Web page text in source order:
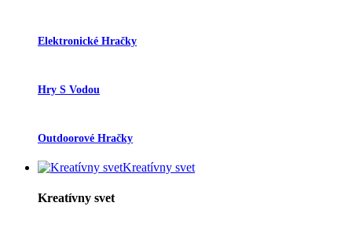
Elektronické Hračky
Hry S Vodou
Outdoorové Hračky
Kreatívny svet
Kreatívny svet